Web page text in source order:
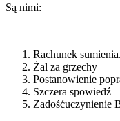
Są nimi:
Rachunek sumienia.
Żal za grzechy
Postanowienie
Szczera spowiedź
Zadośćuczynienie